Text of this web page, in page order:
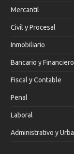
Mercantil
Civil y Procesal
Inmobiliario
Bancario y Financiero
Fiscal y Contable
Penal
Laboral
Administrativo y